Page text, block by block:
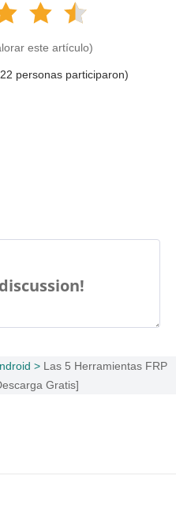
este artículo)
personas participaron)
> Las 5 Herramientas FRP
Gratis]